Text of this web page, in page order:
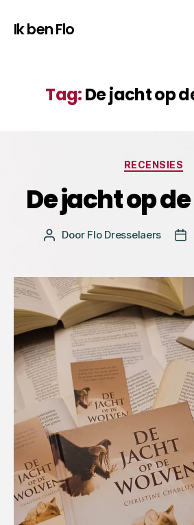
Ik ben Flo
Tag:De jacht op
RECENSIES
De jacht op
Bericht
Door Flo Dresselaers